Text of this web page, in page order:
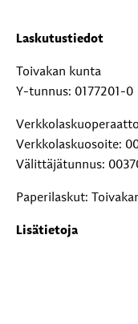
Laskutustiedot
Toivakan kunta
Y-tunnus: 0177201-0
Verkkolaskuosoite:
Välittäjätunnus:
Paperilaskut:
Lisätietoja